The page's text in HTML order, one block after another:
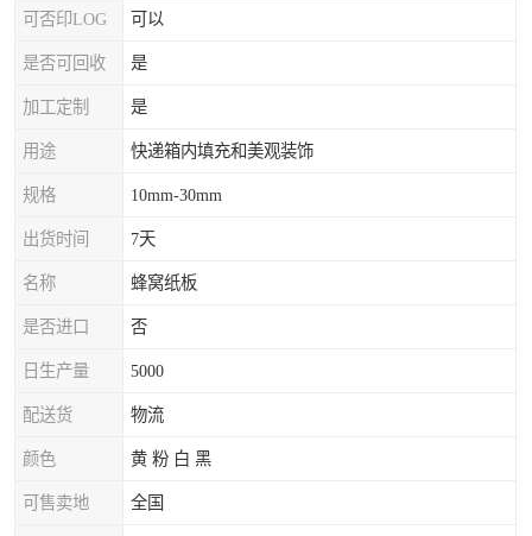
可否印LOG 可以
是否可回收 是
加工定制 是
用途 快递箱内填充和美观装饰
规格 10mm-30mm
出货时间 7天
名称 蜂窝纸板
是否进口 否
日生产量 5000
配送货 物流
颜色 黄 粉 白 黑
可售卖地 全国